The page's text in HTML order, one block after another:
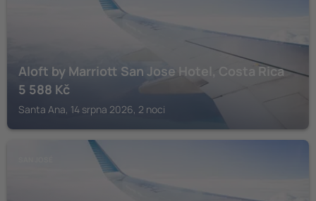
Aloft by Marriott San Jose Hotel, Costa Rica
5 588 Kč
Santa Ana, 14 srpna 2026, 2 noci